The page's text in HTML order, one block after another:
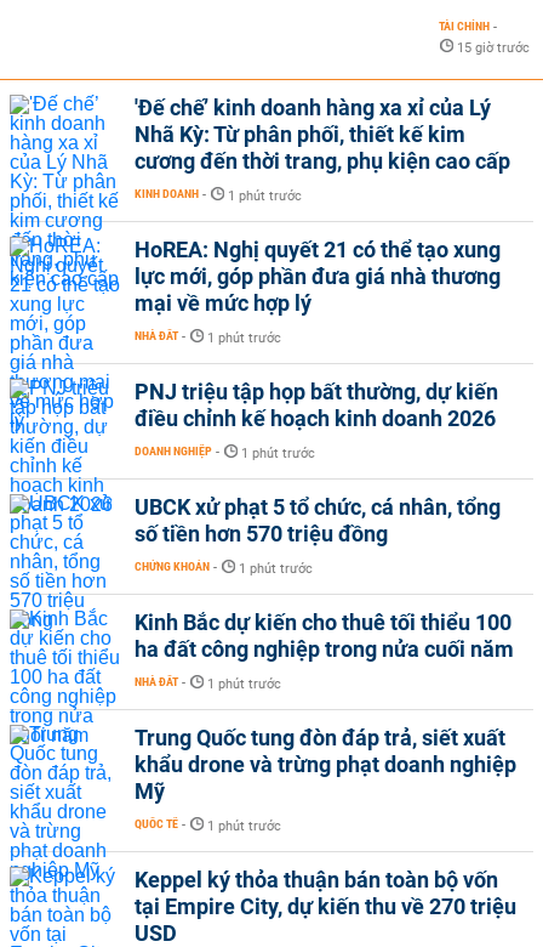
TÀI CHÍNH -
15 giờ trước
'Đế chế’ kinh doanh hàng xa xỉ của Lý
Nhã Kỳ: Từ phân phối, thiết kế kim
cương đến thời trang, phụ kiện cao cấp
KINH DOANH - 1 phút trước
HoREA: Nghị quyết 21 có thể tạo xung
lực mới, góp phần đưa giá nhà thương
mại về mức hợp lý
NHÀ ĐẤT - 1 phút trước
PNJ triệu tập họp bất thường, dự kiến
điều chỉnh kế hoạch kinh doanh 2026
DOANH NGHIỆP - 1 phút trước
UBCK xử phạt 5 tổ chức, cá nhân, tổng
số tiền hơn 570 triệu đồng
CHỨNG KHOÁN - 1 phút trước
Kinh Bắc dự kiến cho thuê tối thiểu 100
ha đất công nghiệp trong nửa cuối năm
NHÀ ĐẤT - 1 phút trước
Trung Quốc tung đòn đáp trả, siết xuất
khẩu drone và trừng phạt doanh nghiệp
Mỹ
QUỐC TẾ - 1 phút trước
Keppel ký thỏa thuận bán toàn bộ vốn
tại Empire City, dự kiến thu về 270 triệu
USD